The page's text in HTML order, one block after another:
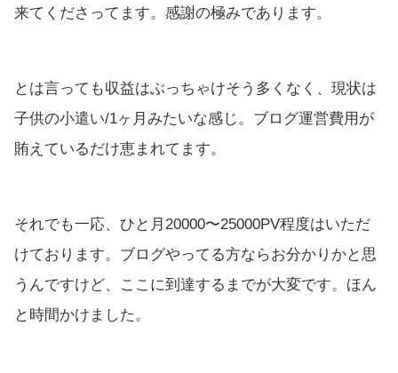
来てくださってます。感謝の極みであります。
とは言っても収益はぶっちゃけそう多くなく、現状は
子供の小遣い/1ヶ月みたいな感じ。ブログ運営費用が
賄えているだけ恵まれてます。
それでも一応、ひと月20000〜25000PV程度はいただ
けております。ブログやってる方ならお分かりかと思
うんですけど、ここに到達するまでが大変です。ほん
と時間かけました。